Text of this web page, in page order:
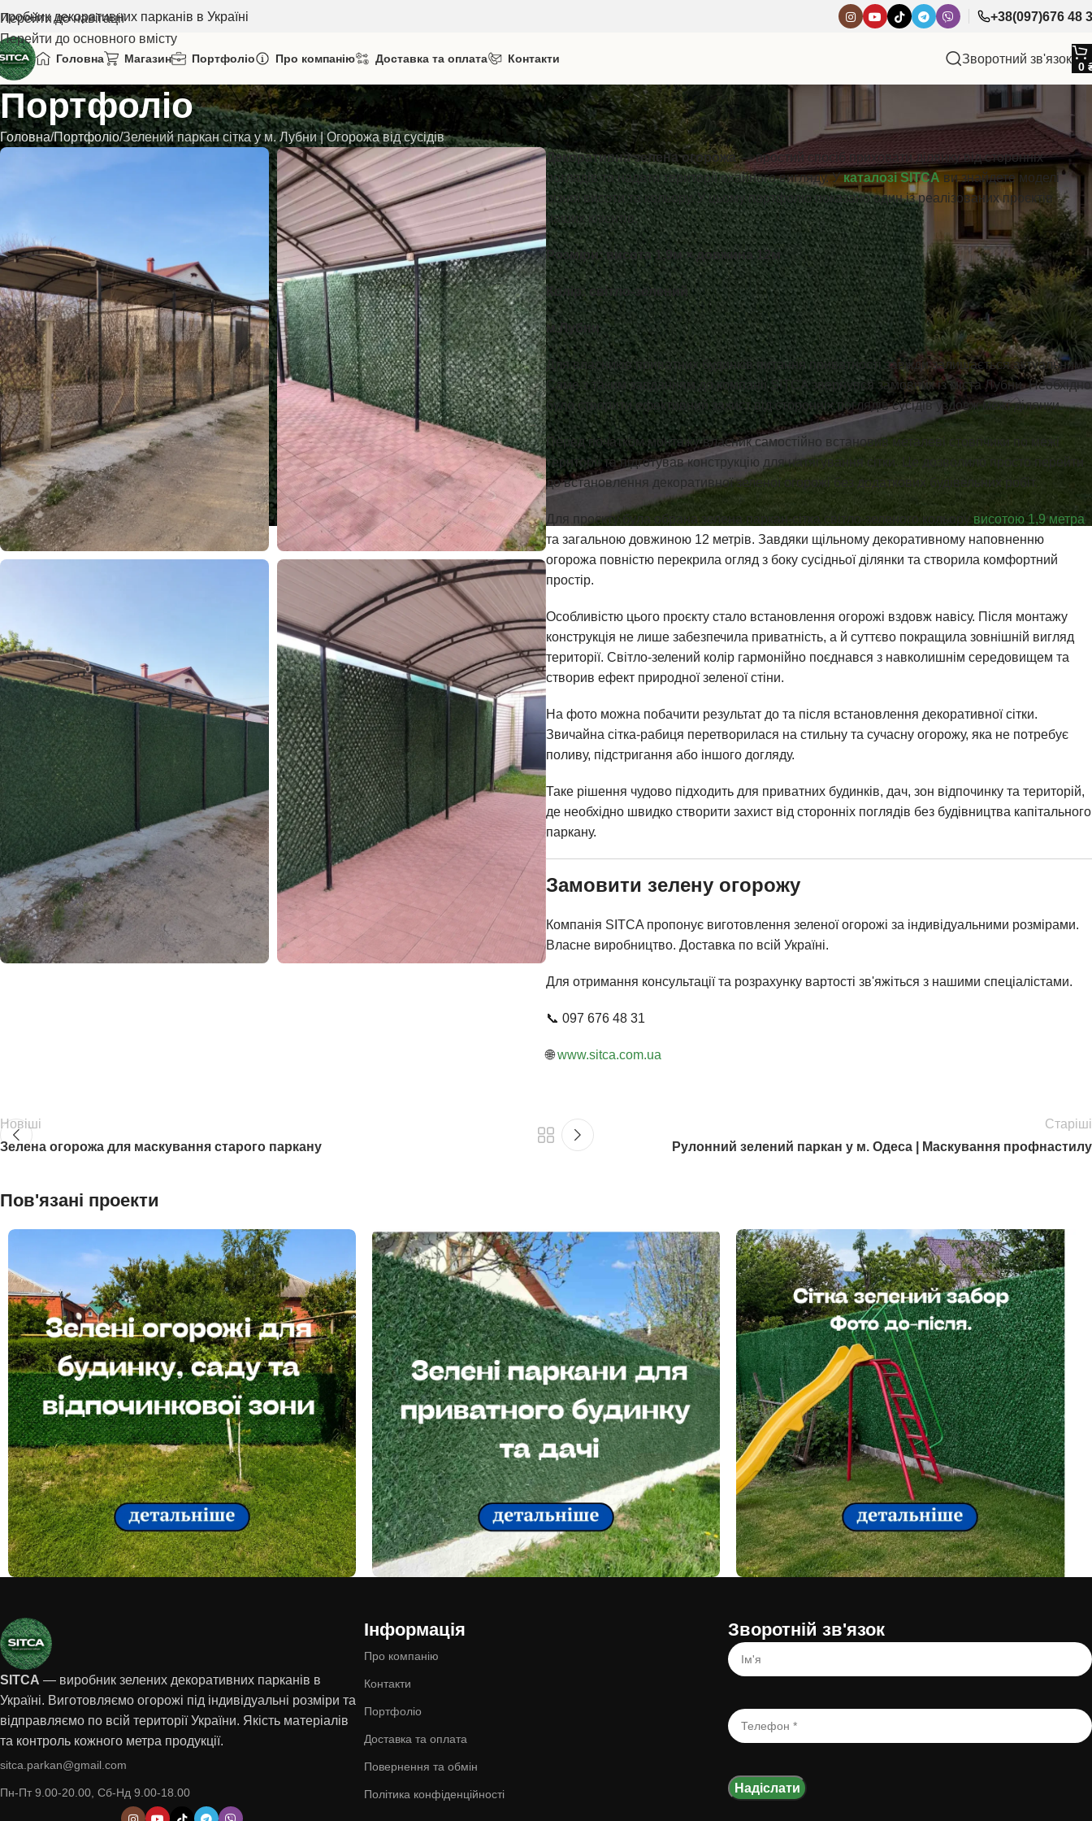
Перейти до навігації
Перейти до основного вмісту
декоративних парканів в Україні +38(097)676 48
Головна Магазин Портфоліо Про компанію Доставка та оплата Контакти Зворотний зв'язок
0
Портфоліо
Головна Портфоліо Зелений паркан сітка у м. Лубни | Огорожа від сусідів
Декоративна зелена огорожа— простий спосіб приховати ділянку від сторонніх
поглядів та надати території охайного вигляду. Укаталозі SITCA ви знайдете моделі
різної висоти та кольору. У цьому портфоліо показано один із реалізованих проєктів
наших клієнтів.
Розміри: висота 1,9м × довжина 12м
Колір: світло-зелений
м.Лубни
Для власників приватних будинків питання приватності завжди залишається актуальним.
Саме з таким завданням до компанії SITCA звернувся замовник із міста Лубни. Необхідно
було створити ефективний захист від сторонніх поглядів сусідів уздовж межі ділянки.
Перед початком монтажу власник самостійно встановив металеві стовпчики по межі
території та підготував конструкцію для натягування сітки. Це дозволило просто перейти
до встановлення декоративної зеленої огорожі без додаткових будівельних робіт.
Для проєкту була обрана зелена паркан-сітка світло-зеленого кольору висотою 1,9 метра
та загальною довжиною 12 метрів. Завдяки щільному декоративному наповненню
огорожа повністю перекрила огляд з боку сусідньої ділянки та створила комфортний
простір.
Особливістю цього проєкту стало встановлення огорожі вздовж навісу. Після монтажу
конструкція не лише забезпечила приватність, а й суттєво покращила зовнішній вигляд
території. Світло-зелений колір гармонійно поєднався з навколишнім середовищем та
створив ефект природної зеленої стіни.
На фото можна побачити результат до та після встановлення декоративної сітки.
Звичайна сітка-рабиця перетворилася на стильну та сучасну огорожу, яка не потребує
поливу, підстригання або іншого догляду.
Таке рішення чудово підходить для приватних будинків, дач, зон відпочинку та територій,
де необхідно швидко створити захист від сторонніх поглядів без будівництва капітального
паркану.
Замовити зелену огорожу
Компанія SITCA пропонує виготовлення зеленої огорожі за індивідуальними розмірами.
Власне виробництво. Доставка по всій Україні.
Для отримання консультації та розрахунку вартості зв'яжіться з нашими спеціалістами.
📞 097 676 48 31
🌐www.sitca.com.ua
Новіші
Зелена огорожа для маскування старого паркану
Старіші
Рулонний зелений паркан у м. Одеса | Маскування профнастилу
Пов'язані проекти
Зелені огорожі для будинку, саду
Зелені паркани для приватного
Зелений забор сітка. Фото до-
SITCA — виробник зелених декоративних парканів в
Україні. Виготовляємо огорожі під індивідуальні розміри та
відправляємо по всій території України. Якість матеріалів
та контроль кожного метра продукції.
sitca.parkan@gmail.com
Пн-Пт 9.00-20.00, Сб-Нд 9.00-18.00
Інформація
Про компанію
Контакти
Портфоліо
Доставка та оплата
Повернення та обмін
Політика конфіденційності
Зворотній зв'язок